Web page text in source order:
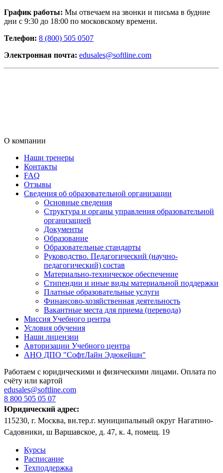
График работы: Мы отвечаем на звонки и письма в будние
дни с 9:30 до 18:00 по московскому времени.
Телефон: 8 (800) 505 0507
Электронная почта: edusales@softline.com
О компании
Наши тренеры
Контакты
FAQ
Отзывы
Сведения об образовательной организации
Основные сведения
Структура и органы управления образовательной
организацией
Документы
Образование
Образовательные стандарты
Руководство. Педагогический (научно-
педагогический) состав
Материально-техническое обеспечение
Стипендии и иные виды материальной поддержки
Платные образовательные услуги
Финансово-хозяйственная деятельность
Вакантные места для приема (перевода)
Миссия Учебного центра
Условия обучения
Наши лицензии
Авторизации Учебного центра
АНО ДПО "СофтЛайн Эдюкейшн"
Работаем с юридическими и физическими лицами. Оплата по
счёту или картой
edusales@softline.com
8 800 505 05 07
Юридический адрес:
115230, г. Москва, вн.тер.г. муниципальный округ Нагатино-
Садовники, ш Варшавское, д. 47, к. 4, помещ. 19
Курсы
Расписание
Техподдержка